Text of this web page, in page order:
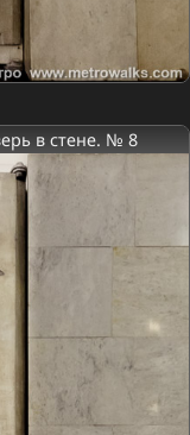
в стене. № 8